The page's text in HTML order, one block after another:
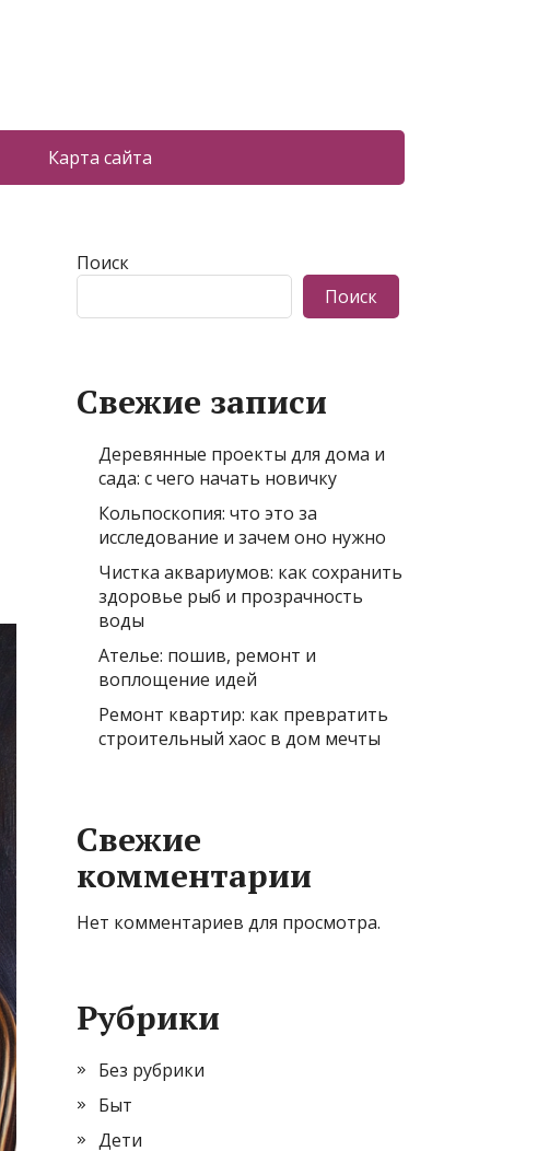
Карта сайта
Поиск
Поиск
Свежие записи
Деревянные проекты для дома и
сада: с чего начать новичку
Кольпоскопия: что это за
исследование и зачем оно нужно
Чистка аквариумов: как сохранить
здоровье рыб и прозрачность
воды
Ателье: пошив, ремонт и
воплощение идей
Ремонт квартир: как превратить
строительный хаос в дом мечты
Свежие
комментарии
Нет комментариев для просмотра.
Рубрики
Без рубрики
Быт
Дети